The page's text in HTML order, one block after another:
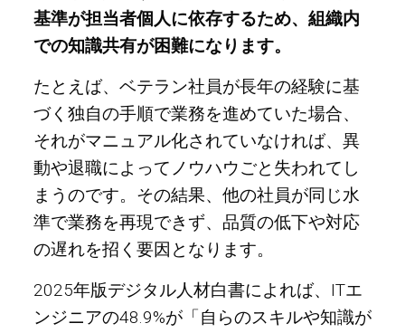
基準が担当者個人に依存するため、組織内
での知識共有が困難になります。
たとえば、ベテラン社員が長年の経験に基
づく独自の手順で業務を進めていた場合、
それがマニュアル化されていなければ、異
動や退職によってノウハウごと失われてし
まうのです。その結果、他の社員が同じ水
準で業務を再現できず、品質の低下や対応
の遅れを招く要因となります。
2025年版デジタル人材白書によれば、ITエ
ンジニアの48.9%が「自らのスキルや知識が